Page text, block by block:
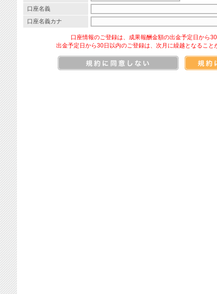
口座名義
口座名義カナ
口座情報のご登録は、成果報酬金額の出金予定日から
出金予定日から30日以内のご登録は、次月に繰越となるこ